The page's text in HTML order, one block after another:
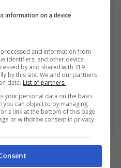
De Rossi.
di Simone Arveda/Getty
dell’ex
information on a device
and information from
identifiers, and other device
by and shared with 319
by this site. We and our partners
data. List of partners.
your personal data on the basis
you can object to by managing
a link at the bottom of this page
or withdraw consent in privacy